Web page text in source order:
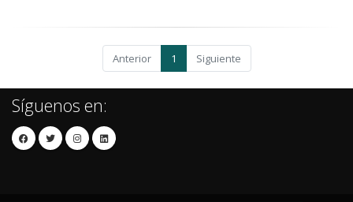
Anterior 1 Siguiente
Síguenos en: